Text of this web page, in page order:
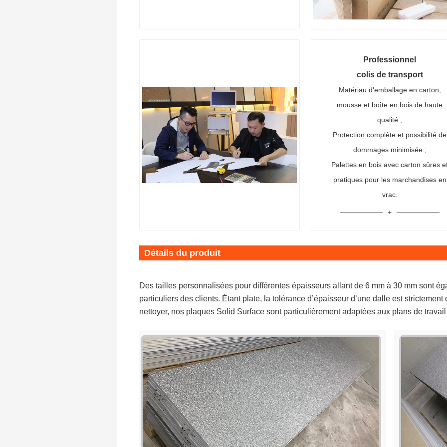
Professionnel
colis de transport
Matériau d'emballage en carton,
mousse et boîte en bois de haute
qualité ;
Protection complète et possibilité de
dommages minimisée ;
Palettes en bois avec carton sûres
pratiques pour les marchandises en
vrac.
Détails du produit
Des tailles personnalisées pour différentes épaisseurs allant de 6 mm à 30 mm sont
particuliers des clients. Étant plate, la tolérance d’épaisseur d’une dalle est
nettoyer, nos plaques Solid Surface sont particulièrement adaptées aux plans de